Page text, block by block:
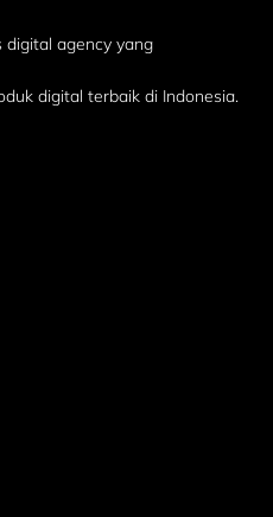
digital agency yang
digital terbaik di Indonesia.